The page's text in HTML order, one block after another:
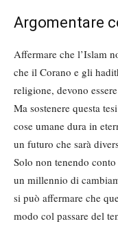
Argomentare
Affermare che l’Islam
che il Corano e gli
religione, devono
Ma sostenere questa
cose umane dura in
un futuro che sarà
Solo non tenendo
un millennio di
si può affermare che
modo col passare del